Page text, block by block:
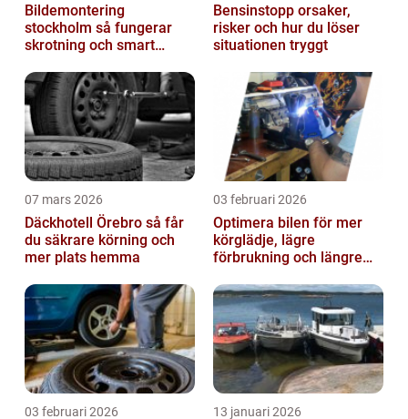
Bildemontering
stockholm så fungerar
skrotning och smart
bildelar
Bensinstopp orsaker,
risker och hur du löser
situationen tryggt
07 mars 2026
Däckhotell Örebro så får
du säkrare körning och
mer plats hemma
03 februari 2026
Optimera bilen för mer
körglädje, lägre
förbrukning och längre
03 februari 2026 13 januari 2026